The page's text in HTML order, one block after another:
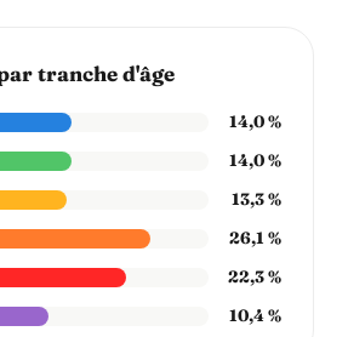
tranche d'âge
14,0 %
14,0 %
13,3 %
26,1 %
22,3 %
10,4 %